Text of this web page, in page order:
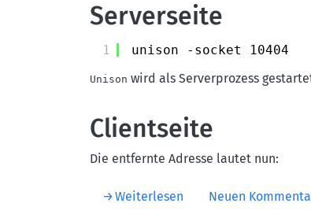
Serverseite
1 unison -socket 10404
Unison wird als Serverprozess
Clientseite
Die entfernte Adresse lautet nun:
Weiterlesen über Unison ohne ssh
Neuen